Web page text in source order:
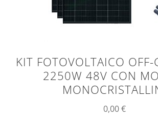
KIT FOTOVOLTAICO OFF-
2250W 48V CON
0,00€